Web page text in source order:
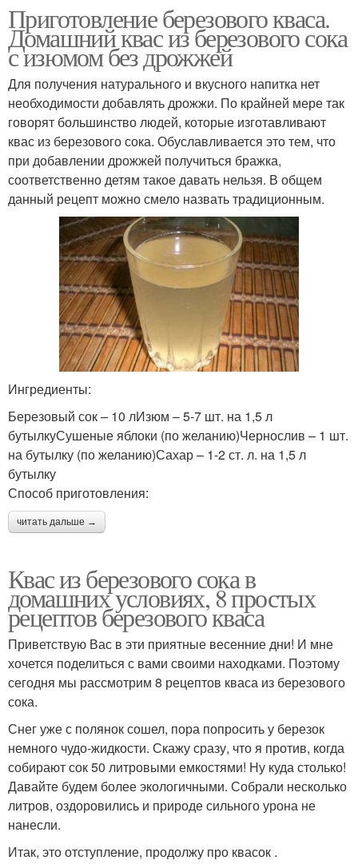
Приготовление березового кваса.
Домашний квас из березового сока
с изюмом без дрожжей
Для получения натурального и вкусного напитка нет
необходимости добавлять дрожжи. По крайней мере так
говорят большинство людей, которые изготавливают
квас из березового сока. Обуславливается это тем, что
при добавлении дрожжей получиться бражка,
соответственно детям такое давать нельзя. В общем
данный рецепт можно смело назвать традиционным.
Ингредиенты:
Березовый сок – 10 лИзюм – 5-7 шт. на 1,5 л
бутылкуСушеные яблоки (по желанию)Чернослив – 1 шт.
на бутылку (по желанию)Сахар – 1-2 ст. л. на 1,5 л
бутылку
Способ приготовления:
читать дальше →
Квас из березового сока в
домашних условиях, 8 простых
рецептов березового кваса
Приветствую Вас в эти приятные весенние дни! И мне
хочется поделиться с вами своими находками. Поэтому
сегодня мы рассмотрим 8 рецептов кваса из березового
сока.
Снег уже с полянок сошел, пора попросить у березок
немного чудо-жидкости. Скажу сразу, что я против, когда
собирают сок 50 литровыми емкостями! Ну куда столько!
Давайте будем более экологичными. Собрали несколько
литров, оздоровились и природе сильного урона не
нанесли.
Итак, это отступление, продолжу про квасок .